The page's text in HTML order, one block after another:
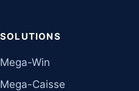
SOLUTIONS
Mega-Win
Mega-Caisse